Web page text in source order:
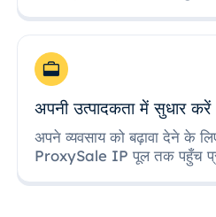
अपनी उत्पादकता में सुधार करें
अपने व्यवसाय को बढ़ावा देने के
ProxySale IP पूल तक पहुँच